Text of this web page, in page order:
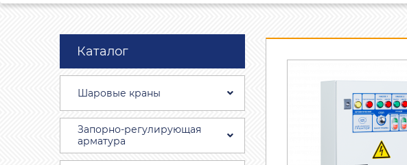
Каталог
Шаровые краны
Запорно-регулирующая
арматура